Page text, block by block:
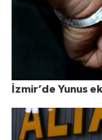
İzmir’de Yunus